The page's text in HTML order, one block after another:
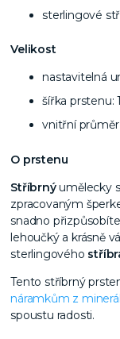
sterlingové
Velikost
nastavitelná
šířka prstenu:
vnitřní
O prstenu
Stříbrný umělecky
zpracovaným
snadno
lehoučký a krásně
sterlingového
Tento stříbrný
náramkům z
spoustu radosti.